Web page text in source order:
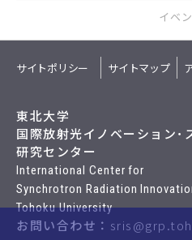
イベ
サイトポリシー サイトマップ
東北大学
国際放射光イノベーション･
研究センター
International Center for
Synchrotron Radiation
Tohoku University
お問い合わせ：